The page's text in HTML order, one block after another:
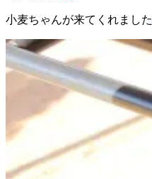
小麦ちゃんが来てくれました